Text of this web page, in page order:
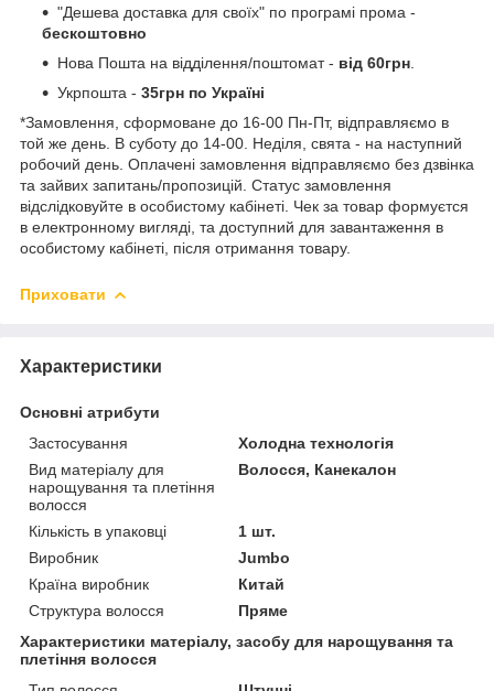
"Дешева доставка для своїх" по програмі прома -
бескоштовно
Нова Пошта на відділення/поштомат - від 60грн
Укрпошта - 35грн по Україні
*Замовлення, сформоване до 16-00 Пн-Пт, відправляємо в
той же день. В суботу до 14-00. Неділя, свята - на наступний
робочий день. Оплачені замовлення відправляємо без дзвінка
та зайвих запитань/пропозицій. Статус замовлення
відслідковуйте в особистому кабінеті. Чек за товар формуєтся
в електронному вигляді, та доступний для завантаження в
особистому кабінеті, після отримання товару.
Приховати
Характеристики
Основні атрибути
Застосування
Холодна технологія
Вид матеріалу для
нарощування та плетіння
волосся
Волосся, Канекалон
Кількість в упаковці
1 шт.
Виробник
Jumbo
Країна виробник
Китай
Структура волосся
Пряме
Характеристики матеріалу, засобу для нарощування та
плетіння волосся